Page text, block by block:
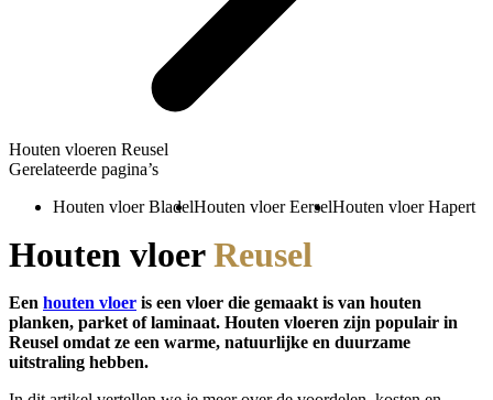
Houten vloeren Reusel
Gerelateerde pagina’s
Houten vloer BladelHouten vloer EerselHouten vloer Hapert
Houten vloerReusel
Een houten vloer is een vloer die gemaakt is van houten
planken, parket of laminaat. Houten vloeren zijn populair in
Reusel omdat ze een warme, natuurlijke en duurzame
uitstraling hebben.